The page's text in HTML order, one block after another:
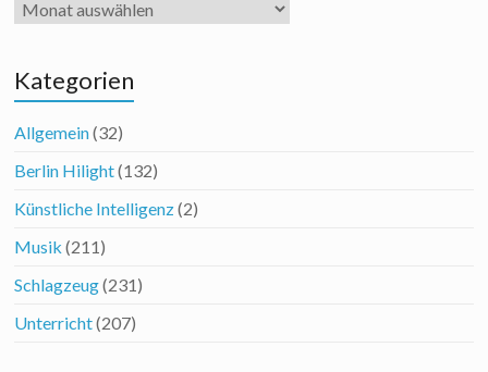
Archiv
Kategorien
Allgemein(32)
Berlin Hilight(132)
Künstliche Intelligenz(2)
Musik (211)
Schlagzeug(231)
Unterricht(207)